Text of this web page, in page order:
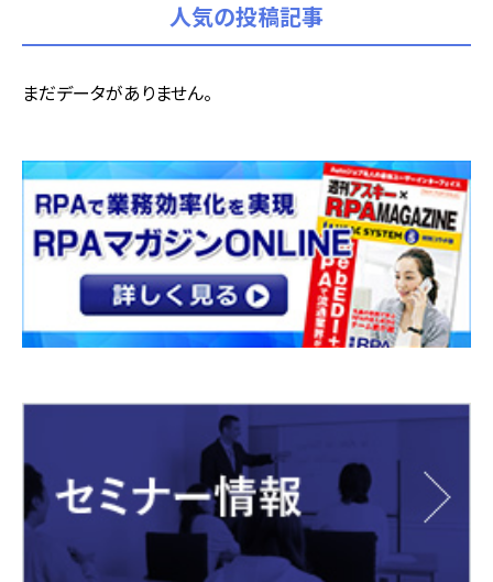
人気の投稿記事
まだデータがありません。